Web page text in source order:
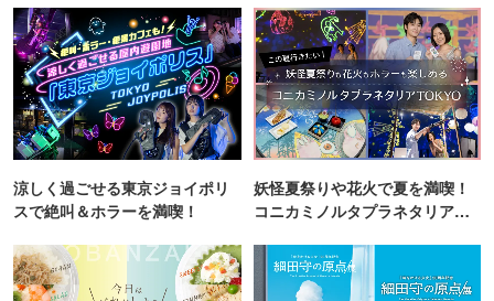
涼しく過ごせる東京ジョイポリ
スで絶叫＆ホラーを満喫！
妖怪夏祭りや花火で夏を満喫！
コニカミノルタプラネタリア